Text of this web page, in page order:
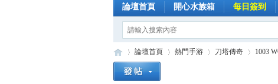
論壇首頁 開心水族箱 每日簽到
論壇首頁 熱門手游 刀塔傳奇 1003